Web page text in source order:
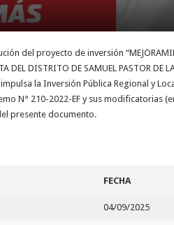
del proyecto de inversión
DEL DISTRITO DE SAMUEL PASTOR DE
impulsa la Inversión Pública Regional y
N° 210-2022-EF y sus modificatorias
presente documento.
FECHA
04/09/2025